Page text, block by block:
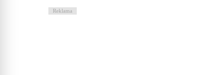
Reklama